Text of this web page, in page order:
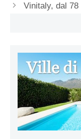
Vinitaly, dal 78